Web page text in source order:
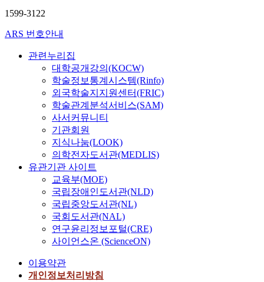
1599-3122
ARS 번호안내
관련누리집
대학공개강의(KOCW)
학술정보통계시스템(Rinfo)
외국학술지지원센터(FRIC)
학술관계분석서비스(SAM)
사서커뮤니티
기관회원
지식나눔(LOOK)
의학전자도서관(MEDLIS)
유관기관 사이트
교육부(MOE)
국립장애인도서관(NLD)
국립중앙도서관(NL)
국회도서관(NAL)
연구윤리정보포털(CRE)
사이언스온 (ScienceON)
이용약관
개인정보처리방침